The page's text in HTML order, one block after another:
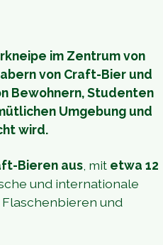
im Zentrum von
von Craft-Bier und
Bewohnern, Studenten
Umgebung und
wird.
Bieren aus , mit etwa 12
und internationale
und